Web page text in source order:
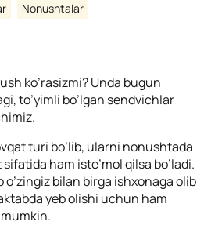
Nonushtalar
ko’rasizmi? Unda bugun
to’yimli bo’lgan sendvichlar
turi bo’lib, ularni nonushtada
ham iste’mol qilsa bo’ladi.
bilan birga ishxonaga olib
yeb olishi uchun ham